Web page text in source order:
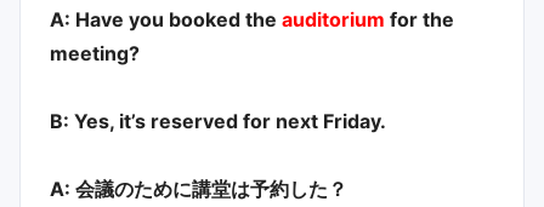
A: Have you booked the auditorium for the
meeting?
B: Yes, it’s reserved for next Friday.
A: 会議のために講堂は予約した？